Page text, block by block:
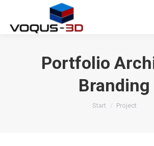
Portfolio
Branding
Sie befinden sich
Start Project